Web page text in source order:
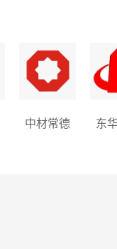
识、结合实践、快
本领。这不单单是
更要求我们读懂悟
不断打磨学习效率
工作结合起来，才
中材常德 东